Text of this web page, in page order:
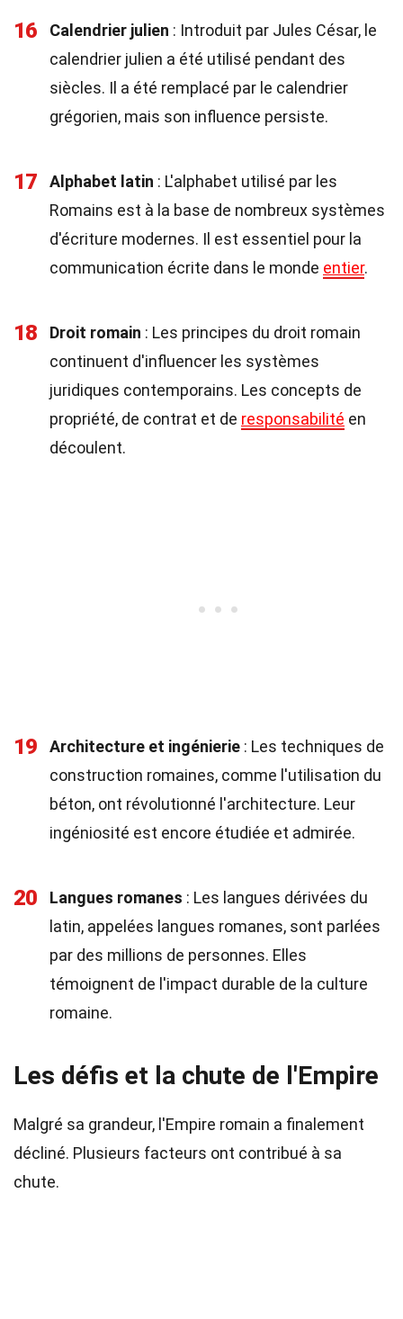
16 Calendrier julien : Introduit par Jules César, le
calendrier julien a été utilisé pendant des
siècles. Il a été remplacé par le calendrier
grégorien, mais son influence persiste.
17 Alphabet latin : L'alphabet utilisé par les
Romains est à la base de nombreux systèmes
d'écriture modernes. Il est essentiel pour la
communication écrite dans le monde entier.
18 Droit romain : Les principes du droit romain
continuent d'influencer les systèmes
juridiques contemporains. Les concepts de
propriété, de contrat et de responsabilité en
découlent.
19 Architecture et ingénierie : Les techniques de
construction romaines, comme l'utilisation du
béton, ont révolutionné l'architecture. Leur
ingéniosité est encore étudiée et admirée.
20 Langues romanes : Les langues dérivées du
latin, appelées langues romanes, sont parlées
par des millions de personnes. Elles
témoignent de l'impact durable de la culture
romaine.
Les défis et la chute de l'Empire
Malgré sa grandeur, l'Empire romain a finalement
décliné. Plusieurs facteurs ont contribué à sa
chute.